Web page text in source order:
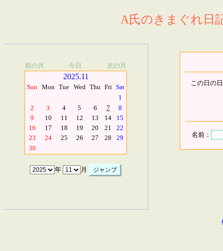
A氏のきまぐれ日
前の月 今日 次の月
2025.11
Sun Mon Tue Wed Thu Fri Sat
1
2
3 4 5 6 7
8
9
10 11 12 13 14
15
16
17 18 19 20 21
22
23
24 25 26 27 28
29
30
年 月
この日の
名前：